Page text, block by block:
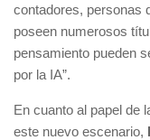
contadores, personas
poseen numerosos
pensamiento pueden
por la IA”.
En cuanto al papel de
este nuevo escenario,